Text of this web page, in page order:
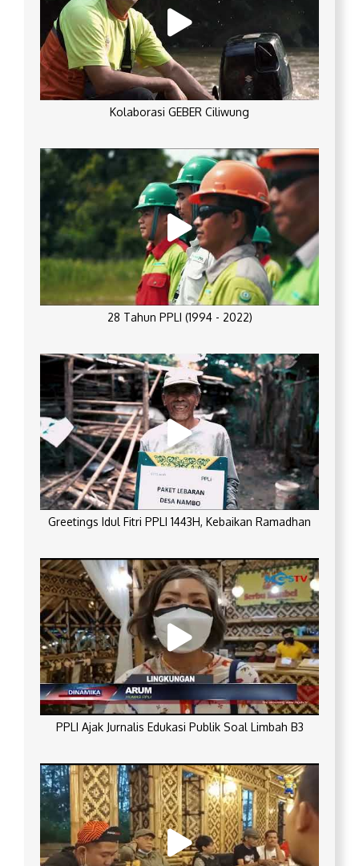
Kolaborasi GEBER Ciliwung
28 Tahun PPLI (1994 - 2022)
Greetings Idul Fitri PPLI 1443H, Kebaikan Ramadhan
PPLI Ajak Jurnalis Edukasi Publik Soal Limbah B3